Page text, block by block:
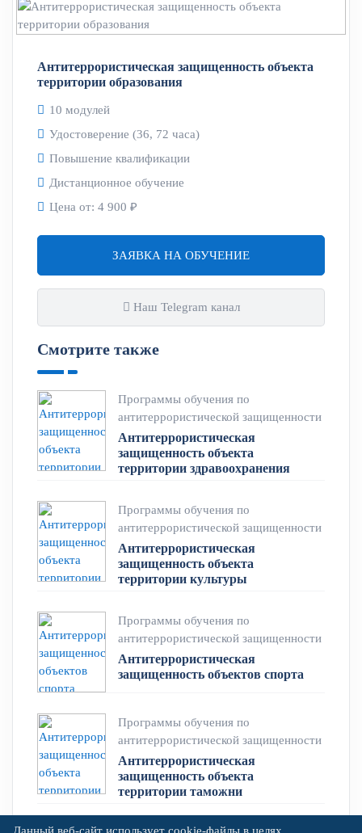
Антитеррористическая защищенность объекта
территории образования
10 модулей
Удостоверение (36, 72 часа)
Повышение квалификации
Дистанционное обучение
Цена от: 4 900 ₽
ЗАЯВКА НА ОБУЧЕНИЕ
Наш Telegram канал
Смотрите также
Программы обучения по
антитеррористической защищенности
Антитеррористическая
защищенность объекта
территории здравоохранения
Программы обучения по
антитеррористической защищенности
Антитеррористическая
защищенность объекта
территории культуры
Программы обучения по
антитеррористической защищенности
Антитеррористическая
защищенность объектов спорта
Программы обучения по
антитеррористической защищенности
Антитеррористическая
защищенность объекта
территории таможни